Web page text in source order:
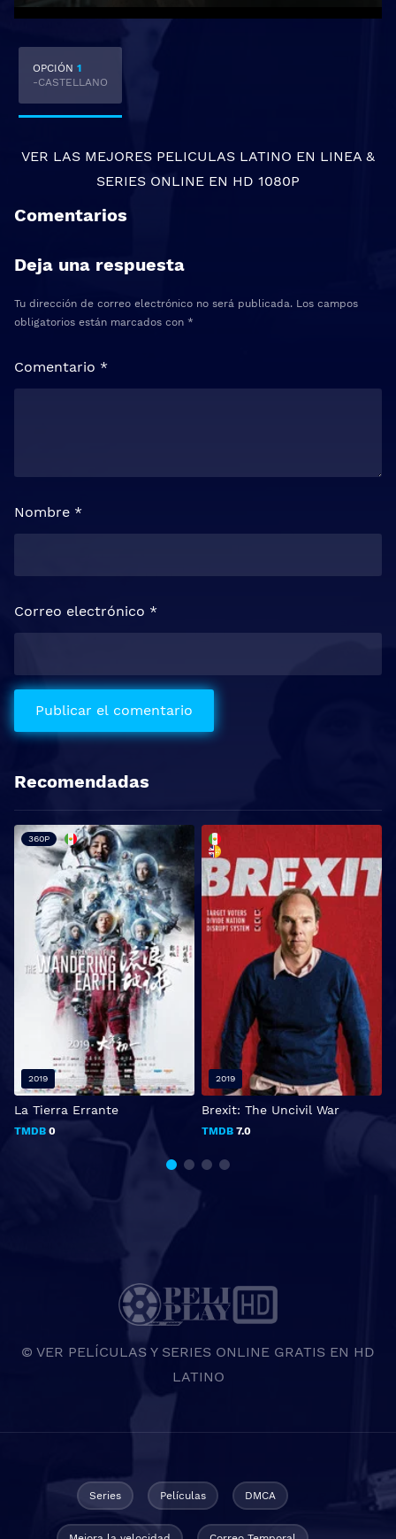
OPCIÓN 1
-CASTELLANO
VER LAS MEJORES PELICULAS LATINO EN LINEA &
SERIES ONLINE EN HD 1080P
Comentarios
Deja una respuesta
Tu dirección de correo electrónico no será publicada. Los campos
obligatorios están marcados con *
Comentario *
Nombre *
Correo electrónico *
Recomendadas
La Tierra Errante
TMDB 0
360P
2019
Brexit: The Uncivil War
TMDB 7.0
2019
© VER PELÍCULAS Y SERIES ONLINE GRATIS EN HD
LATINO
Series Películas DMCA